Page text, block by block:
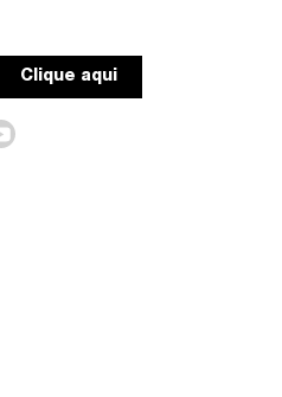
Clique aqui